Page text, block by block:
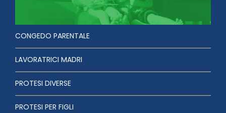
CONGEDO PARENTALE
LAVORATRICI MADRI
PROTESI DIVERSE
PROTESI PER FIGLI